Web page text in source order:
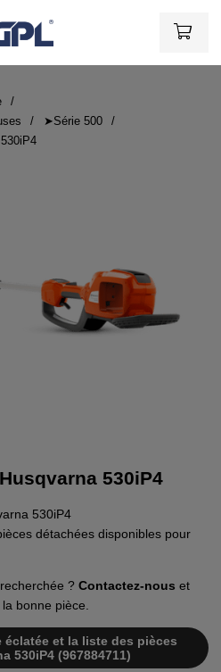
➤Série 500
530iP4
530iP4
détachées disponibles pour
? Contactez-nous et
bonne pièce.
et la liste des pièces
530iP4 (967884711)